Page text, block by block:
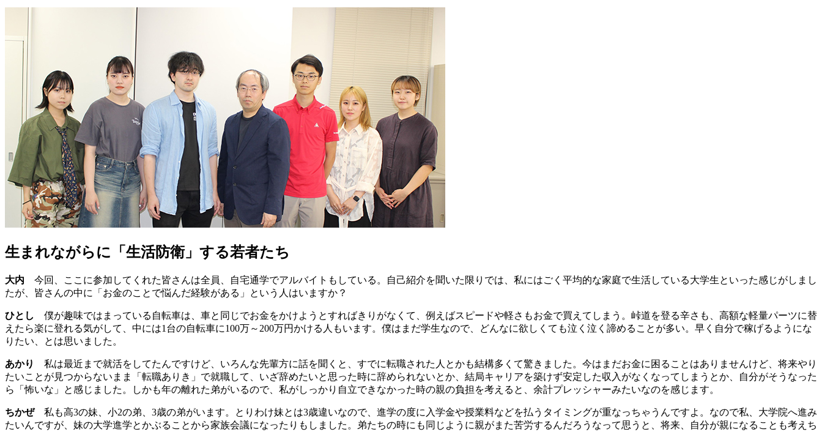
生まれながらに「生活防衛」する若者たち
大内 今回、ここに参加してくれた皆さんは全員、自宅通学でアルバイトもしている。自己紹介を聞いた限りでは、私にはごく平均的な家庭で生活している大学生といった感じがしまし
たが、皆さんの中に「お金のことで悩んだ経験がある」という人はいますか？
ひとし
僕が趣味ではまっている自転車は、車と同じでお金をかけようとすればきりがなくて、例えばスピードや軽さもお金で買えてしまう。峠道を登る辛さも、高額な軽量パーツに替
えたら楽に登れる気がして、中には1台の自転車に100万～200万円かける人もいます。僕はまだ学生なので、どんなに欲しくても泣く泣く諦めることが多い。早く自分で稼げるようにな
りたい、とは思いました。
あかり
私は最近まで就活をしてたんですけど、いろんな先輩方に話を聞くと、すでに転職された人とかも結構多くて驚きました。今はまだお金に困ることはありませんけど、将来やり
たいことが見つからないまま「転職ありき」で就職して、いざ辞めたいと思った時に辞められないとか、結局キャリアを築けず安定した収入がなくなってしまうとか、自分がそうなった
ら「怖いな」と感じました。しかも年の離れた弟がいるので、私がしっかり自立できなかった時の親の負担を考えると、余計プレッシャーみたいなのを感じます。
ちかぜ私も高3の妹、小2の弟、3歳の弟がいます。とりわけ妹とは3歳違いなので、進学の度に入学金や授業料などを払うタイミングが重なっちゃうんですよ。なので私、大学院へ進み
たいんですが、妹の大学進学とかぶることから家族会議になったりもしました。弟たちの時にも同じように親がまた苦労するんだろうなって思うと、将来、自分が親になることも考えち